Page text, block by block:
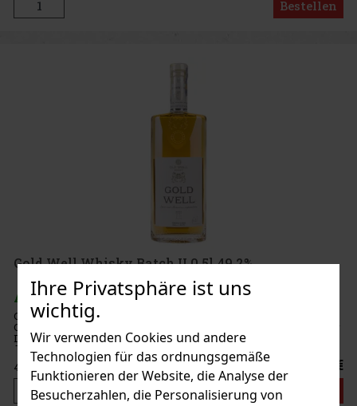
Ihre Privatsphäre ist uns
wichtig.
Wir verwenden Cookies und andere
Technologien für das ordnungsgemäße
Funktionieren der Website, die Analyse der
Besucherzahlen, die Personalisierung von
Bestellen
Gold Well Whisky Batch II 0,5l 49,2%
AUF LAGER (> 5 st)
Gold Well Whisky Batch II ist eine limitierte Sonderedition, die als
Gemeinschaftsprojekt der Brennerei Svachovka / Old Well und der
Destillerie R. Jelínek / Gold Cock entstanden ist. Diese
freundschaftliche Zusammenarbeit wurde vor allem für Fans vo
48.76 € ohne VAT 59 €
Bestellen